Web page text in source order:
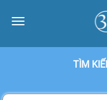
Toggle
TÌM